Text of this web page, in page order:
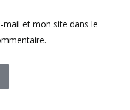
et mon site dans le